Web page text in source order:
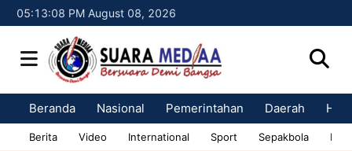
05:13:09 PM August 08, 2026
Beranda Nasional Pemerintahan Daerah
Berita Video International Sport Sepakbola